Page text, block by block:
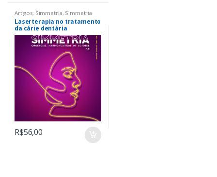
Artigos, Simmetria, Simmetria
Laserterapia no tratamento
da cárie dentária
R$56,00